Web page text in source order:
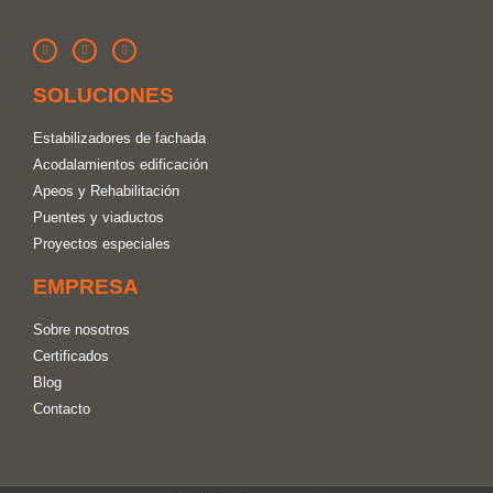
SOLUCIONES
Estabilizadores de fachada
Acodalamientos edificación
Apeos y Rehabilitación
Puentes y viaductos
Proyectos especiales
EMPRESA
Sobre nosotros
Certificados
Blog
Contacto